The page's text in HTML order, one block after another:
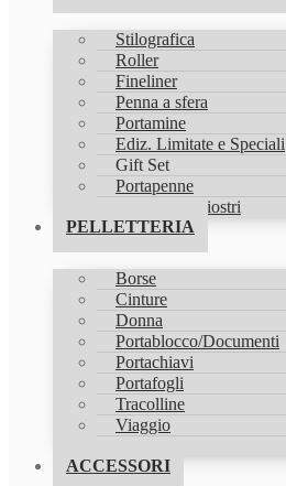
Stilografica
Roller
Fineliner
Penna a sfera
Portamine
Ediz. Limitate e Speciali
Gift Set
Portapenne
Refill & Inchiostri
PELLETTERIA
Borse
Cinture
Donna
Portablocco/Documenti
Portachiavi
Portafogli
Tracolline
Viaggio
ACCESSORI